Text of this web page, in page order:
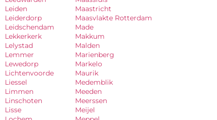
Leiden
Leiderdorp
Leidschendam
Lekkerkerk
Lelystad
Lemmer
Lewedorp
Lichtenvoorde
Liessel
Limmen
Linschoten
Lisse
Maastricht
Maasvlakte Rotterdam
Made
Makkum
Malden
Marienberg
Markelo
Maurik
Medemblik
Meeden
Meerssen
Meijel